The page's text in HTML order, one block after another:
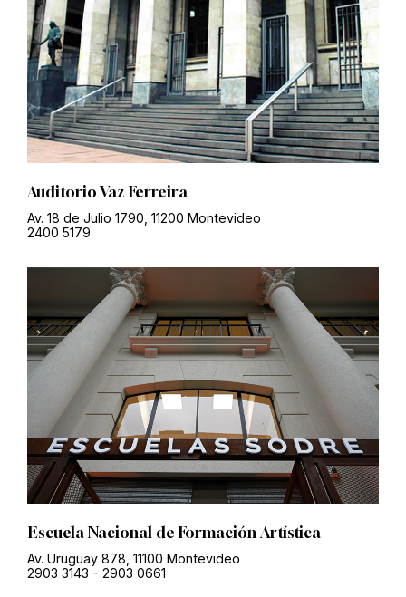
Auditorio Vaz Ferreira
Av. 18 de Julio 1790, 11200 Montevideo
2400 5179
Escuela Nacional de Formación Artística
Av. Uruguay 878, 11100 Montevideo
2903 3143 - 2903 0661